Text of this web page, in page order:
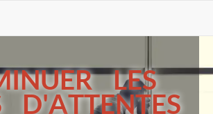
LES
D'ATTENTES